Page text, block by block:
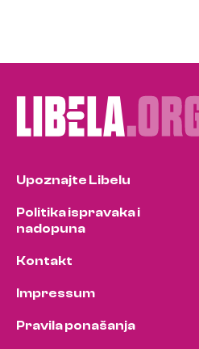
Upoznajte Libelu
Politika ispravaka i
nadopuna
Kontakt
Impressum
Pravila ponašanja